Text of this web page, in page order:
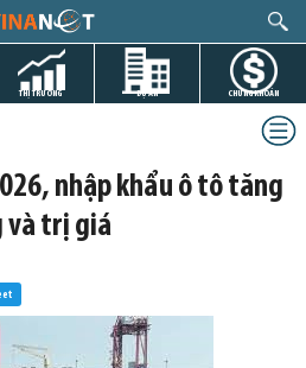
THỊ TRƯỜNG DỰ ÁN CHỨNG KHOÁN
nhập khẩu ô tô tăng
và trị giá